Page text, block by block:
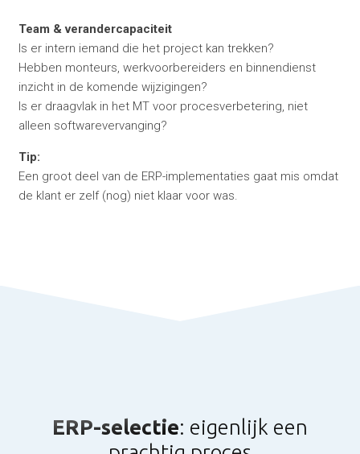
Team & verandercapaciteit
Is er intern iemand die het project kan trekken?
Hebben monteurs, werkvoorbereiders en binnendienst
inzicht in de komende wijzigingen?
Is er draagvlak in het MT voor procesverbetering, niet
alleen softwarevervanging?
Tip:
Een groot deel van de ERP-implementaties gaat mis omdat
de klant er zelf (nog) niet klaar voor was.
ERP-selectie: eigenlijk een